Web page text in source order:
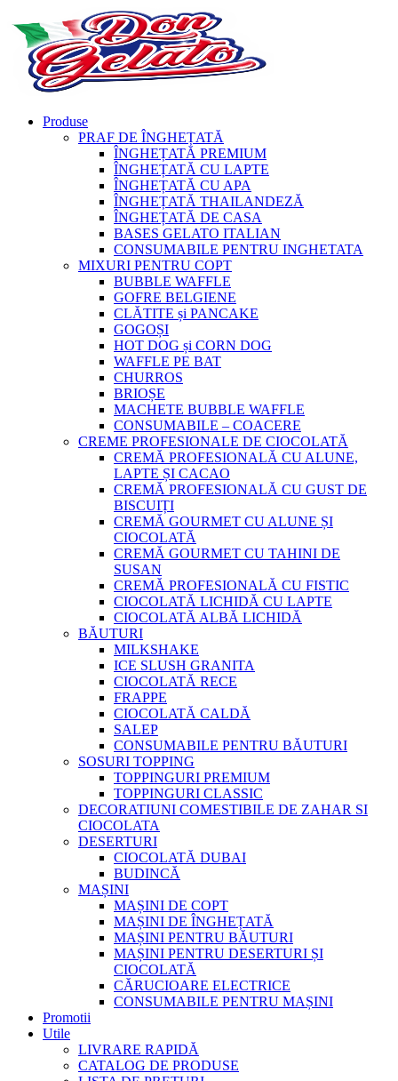
Produse
PRAF DE ÎNGHEȚATĂ
ÎNGHEȚATĂ PREMIUM
ÎNGHEȚATĂ CU LAPTE
ÎNGHEȚATĂ CU APA
ÎNGHEȚATĂ THAILANDEZĂ
ÎNGHEȚATĂ DE CASA
BASES GELATO ITALIAN
CONSUMABILE PENTRU INGHETATA
MIXURI PENTRU COPT
BUBBLE WAFFLE
GOFRE BELGIENE
CLĂTITE și PANCAKE
GOGOȘI
HOT DOG și CORN DOG
WAFFLE PE BAT
CHURROS
BRIOȘE
MACHETE BUBBLE WAFFLE
CONSUMABILE – COACERE
CREME PROFESIONALE DE CIOCOLATĂ
CREMĂ PROFESIONALĂ CU ALUNE,
LAPTE ȘI CACAO
CREMĂ PROFESIONALĂ CU GUST DE
BISCUIȚI
CREMĂ GOURMET CU ALUNE ȘI
CIOCOLATĂ
CREMĂ GOURMET CU TAHINI DE
SUSAN
CREMĂ PROFESIONALĂ CU FISTIC
CIOCOLATĂ LICHIDĂ CU LAPTE
CIOCOLATĂ ALBĂ LICHIDĂ
BĂUTURI
MILKSHAKE
ICE SLUSH GRANITA
CIOCOLATĂ RECE
FRAPPE
CIOCOLATĂ CALDĂ
SALEP
CONSUMABILE PENTRU BĂUTURI
SOSURI TOPPING
TOPPINGURI PREMIUM
TOPPINGURI CLASSIC
DECORATIUNI COMESTIBILE DE ZAHAR SI
CIOCOLATA
DESERTURI
CIOCOLATĂ DUBAI
BUDINCĂ
MAȘINI
MAȘINI DE COPT
MAȘINI DE ÎNGHEȚATĂ
MAȘINI PENTRU BĂUTURI
MAȘINI PENTRU DESERTURI ȘI
CIOCOLATĂ
CĂRUCIOARE ELECTRICE
CONSUMABILE PENTRU MAȘINI
Promotii
Utile
LIVRARE RAPIDĂ
CATALOG DE PRODUSE